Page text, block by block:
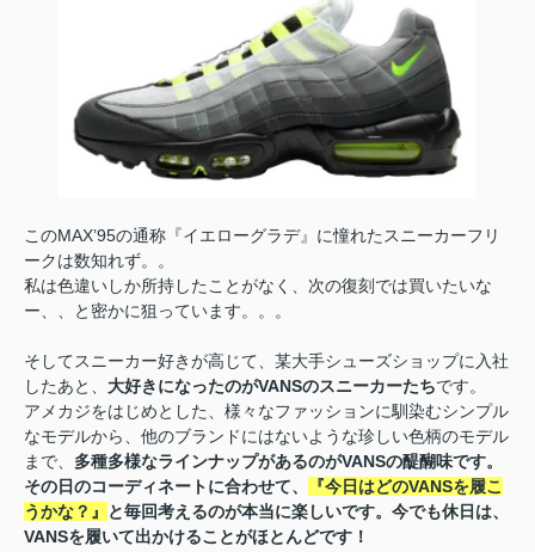
このMAX’95の通称『イエローグラデ』に憧れたスニーカーフリ
ークは数知れず。。
私は色違いしか所持したことがなく、次の復刻では買いたいな
ー、、と密かに狙っています。。。
そしてスニーカー好きが高じて、某大手シューズショップに入社
したあと、 大好きになったのがVANSのスニーカーたちです。
アメカジをはじめとした、様々なファッションに馴染むシンプル
なモデルから、他のブランドにはないような珍しい色柄のモデル
まで、 多種多様なラインナップがあるのがVANSの醍醐味です。
その日のコーディネートに合わせて、
『今日はどのVANSを履こ
うかな？』
と毎回考えるのが本当に楽しいです。今でも休日は、
VANSを履いて出かけることがほとんどです！